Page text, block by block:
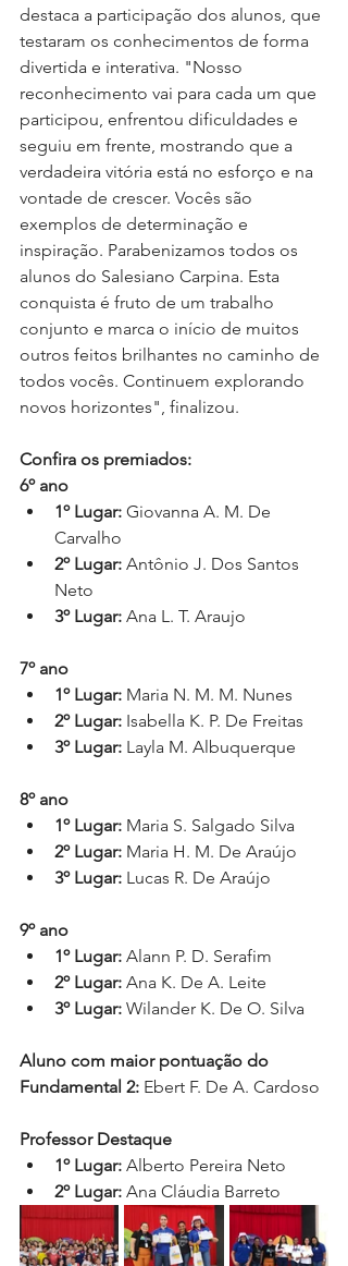
destaca a participação dos alunos, que
testaram os conhecimentos de forma
divertida e interativa. "Nosso
reconhecimento vai para cada um que
participou, enfrentou dificuldades e
seguiu em frente, mostrando que a
verdadeira vitória está no esforço e na
vontade de crescer. Vocês são
exemplos de determinação e
inspiração. Parabenizamos todos os
alunos do Salesiano Carpina. Esta
conquista é fruto de um trabalho
conjunto e marca o início de muitos
outros feitos brilhantes no caminho de
todos vocês. Continuem explorando
novos horizontes", finalizou.
Confira os premiados:
6º ano
1º Lugar: Giovanna A. M. De
Carvalho
2º Lugar: Antônio J. Dos Santos
Neto
3º Lugar: Ana L. T. Araujo
7º ano
1º Lugar: Maria N. M. M. Nunes
2º Lugar: Isabella K. P. De Freitas
3º Lugar: Layla M. Albuquerque
8º ano
1º Lugar: Maria S. Salgado Silva
2º Lugar: Maria H. M. De Araújo
3º Lugar: Lucas R. De Araújo
9º ano
1º Lugar: Alann P. D. Serafim
2º Lugar: Ana K. De A. Leite
3º Lugar: Wilander K. De O. Silva
Aluno com maior pontuação do
Fundamental 2: Ebert F. De A. Cardoso
Professor Destaque
1º Lugar: Alberto Pereira Neto
2º Lugar: Ana Cláudia Barreto